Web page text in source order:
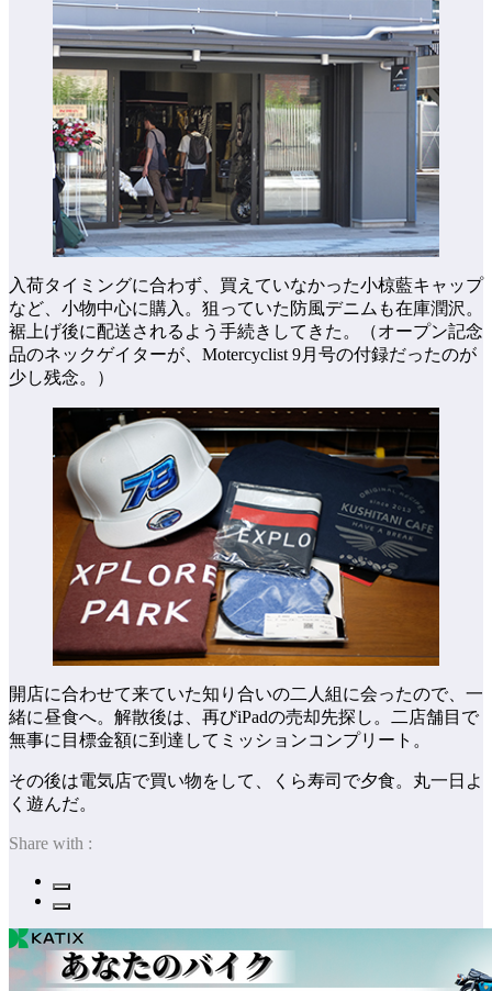
入荷タイミングに合わず、買えていなかった小椋藍キャップ
など、小物中心に購入。狙っていた防風デニムも在庫潤沢。
裾上げ後に配送されるよう手続きしてきた。（オープン記念
品のネックゲイターが、Motercyclist 9月号の付録だったのが
少し残念。）
開店に合わせて来ていた知り合いの二人組に会ったので、一
緒に昼食へ。解散後は、再びiPadの売却先探し。二店舗目で
無事に目標金額に到達してミッションコンプリート。
その後は電気店で買い物をして、くら寿司で夕食。丸一日よ
く遊んだ。
Share with :